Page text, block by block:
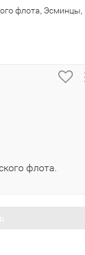
флота, Эсминцы,
флота.